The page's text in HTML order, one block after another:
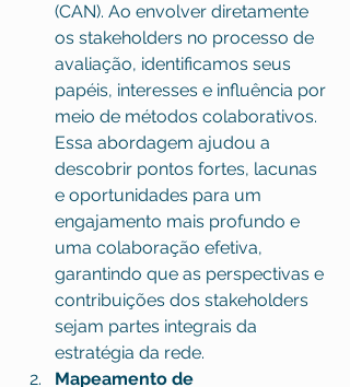
(CAN). Ao envolver diretamente
os stakeholders no processo de
avaliação, identificamos seus
papéis, interesses e influência por
meio de métodos colaborativos.
Essa abordagem ajudou a
descobrir pontos fortes, lacunas
e oportunidades para um
engajamento mais profundo e
uma colaboração efetiva,
garantindo que as perspectivas e
contribuições dos stakeholders
sejam partes integrais da
estratégia da rede.
Mapeamento de